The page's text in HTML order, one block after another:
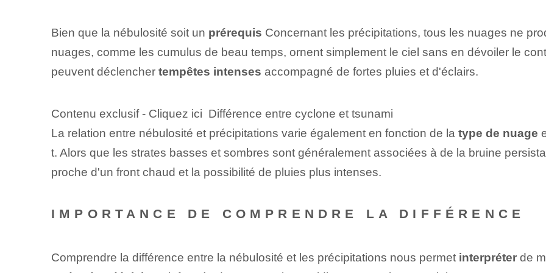
Bien que la nébulosité soit un prérequis Concernant les précipitations, tous les nuages ​​ne
nuages, comme les cumulus de beau temps, ornent simplement le ciel sans en dévoiler le
peuvent déclencher tempêtes intenses accompagné de fortes pluies et d'éclairs.
Contenu exclusif - Cliquez ici Différence entre cyclone et tsunami
La relation entre nébulosité et précipitations varie également en fonction de la type de nuage
t. Alors que les strates basses et sombres sont généralement associées à de la bruine
proche d'un front chaud et la possibilité de pluies plus intenses.
IMPORTANCE DE COMPRENDRE LA DIFFÉRENCE
Comprendre la différence entre la nébulosité et⁤ les précipitations nous permet interpréterde